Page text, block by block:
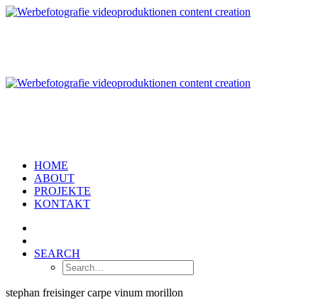
HOME
ABOUT
PROJEKTE
KONTAKT
SEARCH
stephan freisinger carpe vinum morillon